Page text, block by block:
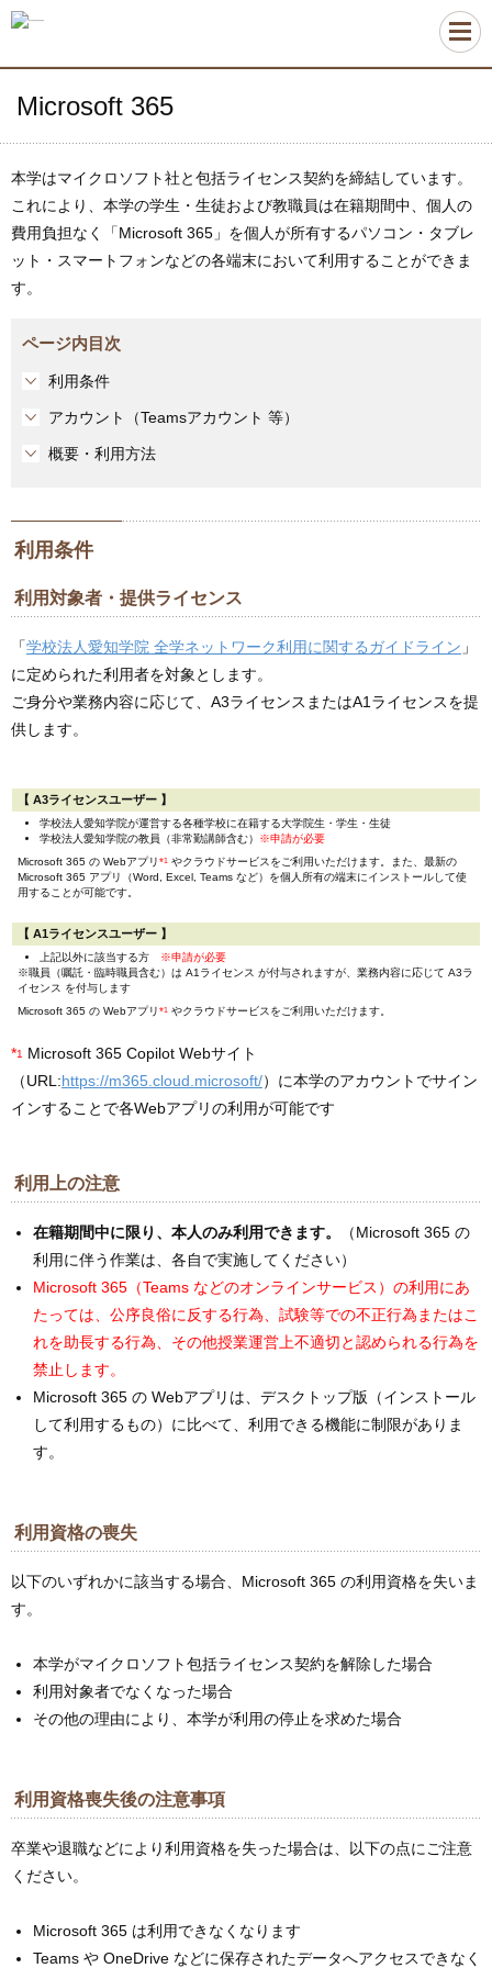
Microsoft 365
本学はマイクロソフト社と包括ライセンス契約を締結しています。
これにより、本学の学生・生徒および教職員は在籍期間中、個人の
費用負担なく「Microsoft 365」を個人が所有するパソコン・タブレ
ット・スマートフォンなどの各端末において利用することができま
す。
ページ内目次
利用条件
アカウント（Teamsアカウント 等）
概要・利用方法
利用条件
利用対象者・提供ライセンス
「学校法人愛知学院 全学ネットワーク利用に関するガイドライン 」
に定められた利用者を対象とします。
ご身分や業務内容に応じて、A3ライセンスまたはA1ライセンスを提
供します。
【 A3ライセンスユーザー 】
学校法人愛知学院が運営する各種学校に在籍する大学院生・学生・生徒
学校法人愛知学院の教員（非常勤講師含む） ※申請が必要
Microsoft 365 の Webアプリ*1 やクラウドサービスをご利用いただけます。また、最新の
Microsoft 365 アプリ（Word, Excel, Teams など）を個人所有の端末にインストールして使
用することが可能です。
【 A1ライセンスユーザー 】
上記以外に該当する方 ※申請が必要
※職員（嘱託・臨時職員含む）は A1ライセンス が付与されますが、業務内容に応じて A3ラ
イセンス を付与します
Microsoft 365 の Webアプリ*1 やクラウドサービスをご利用いただけます。
*1
Microsoft 365 Copilot Webサイト
（URL:https://m365.cloud.microsoft/）に本学のアカウントでサイン
インすることで各Webアプリの利用が可能です
利用上の注意
在籍期間中に限り、本人のみ利用できます。
（Microsoft 365 の
利用に伴う作業は、各自で実施してください）
Microsoft 365（Teams などのオンラインサービス）の利用にあ
たっては、公序良俗に反する行為、試験等での不正行為またはこ
れを助長する行為、その他授業運営上不適切と認められる行為を
禁止します。
Microsoft 365 の Webアプリは、デスクトップ版（インストール
して利用するもの）に比べて、利用できる機能に制限がありま
す。
利用資格の喪失
以下のいずれかに該当する場合、Microsoft 365 の利用資格を失いま
す。
本学がマイクロソフト包括ライセンス契約を解除した場合
利用対象者でなくなった場合
その他の理由により、本学が利用の停止を求めた場合
利用資格喪失後の注意事項
卒業や退職などにより利用資格を失った場合は、以下の点にご注意
ください。
Microsoft 365 は利用できなくなります
Teams や OneDrive などに保存されたデータへアクセスできなく